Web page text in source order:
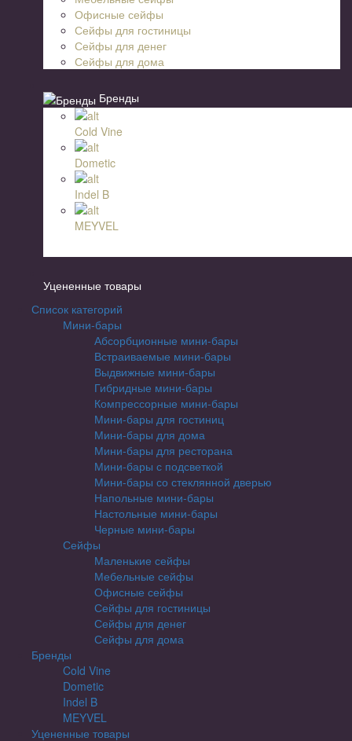
Офисные сейфы
Сейфы для гостиницы
Сейфы для денег
Сейфы для дома
Бренды
Cold Vine
Dometic
Indel B
MEYVEL
Уцененные товары
Список категорий
Мини-бары
Абсорбционные мини-бары
Встраиваемые мини-бары
Выдвижные мини-бары
Гибридные мини-бары
Компрессорные мини-бары
Мини-бары для гостиниц
Мини-бары для дома
Мини-бары для ресторана
Мини-бары с подсветкой
Мини-бары со стеклянной дверью
Напольные мини-бары
Настольные мини-бары
Черные мини-бары
Сейфы
Маленькие сейфы
Мебельные сейфы
Офисные сейфы
Сейфы для гостиницы
Сейфы для денег
Сейфы для дома
Бренды
Cold Vine
Dometic
Indel B
MEYVEL
Уцененные товары